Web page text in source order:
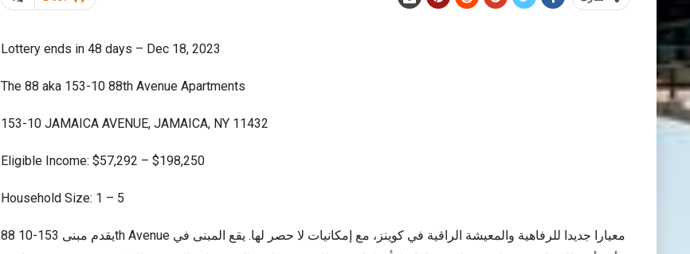
Lottery ends in 48 days – Dec 18, 2023
The 88 aka 153-10 88th Avenue Apartments
153-10 JAMAICA AVENUE, JAMAICA, NY 11432
Eligible Income: $57,292 – $198,250
Household Size: 1 – 5
يقدم مبنى 153-10 88th Avenue معيارا جديدا للرفاهية والمعيشة الراقية في كوينز، مع إمكانيات لا حصر لها. يقع المبنى في